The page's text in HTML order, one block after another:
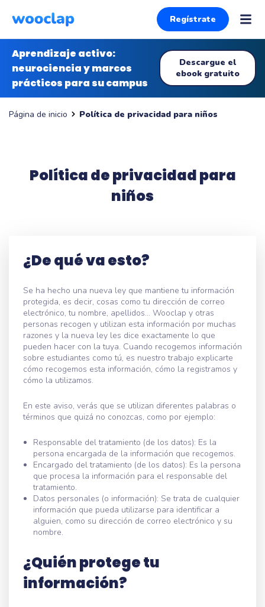
Regístrate
Aprendizaje activo:
neurociencia y marcos
prácticos para su campus
Descargue el
ebook gratuito
Página de inicio Política de privacidad para niños
Política de privacidad para
niños
¿De qué va esto?
Se ha hecho una nueva ley que mantiene tu información
protegida, es decir, cosas como tu dirección de correo
electrónico, tu nombre, apellidos... Wooclap y otras
personas recogen y utilizan esta información por muchas
razones y la nueva ley les dice exactamente lo que
pueden hacer con la tuya. Cuando recogemos información
sobre estudiantes como tú, es nuestro trabajo explicarte
cómo recogemos esta información, cómo la registramos y
cómo la utilizamos.
En este aviso, verás que se utilizan diferentes palabras o
términos que quizá no conozcas, como por ejemplo:
Responsable del tratamiento (de los datos): Es la
persona encargada de la información que recogemos.
Encargado del tratamiento (de los datos): Es la persona
que procesa la información para el responsable del
tratamiento.
Datos personales (o información): Se trata de cualquier
información que pueda utilizarse para identificar a
alguien, como su dirección de correo electrónico y su
nombre.
¿Quién protege tu
información?